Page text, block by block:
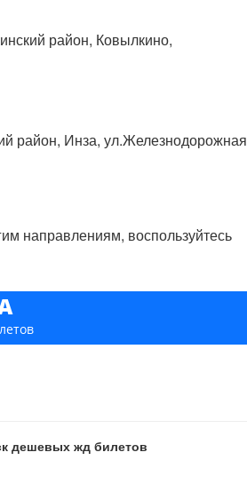
район, Ковылкино,
район, Инза, ул.Железнодорожная
направлениям, воспользуйтесь
дешевых жд билетов